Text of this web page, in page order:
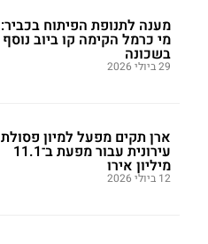
מענה לתנופת הפיתוח בכביר:
מי כרמל הקימה קו ביוב נוסף
בשכונה
29 ביולי 2026
ארן תקים מפעל למיון פסולת
עירונית עבור מפעת ב־11.1
מיליון אירו
12 ביולי 2026